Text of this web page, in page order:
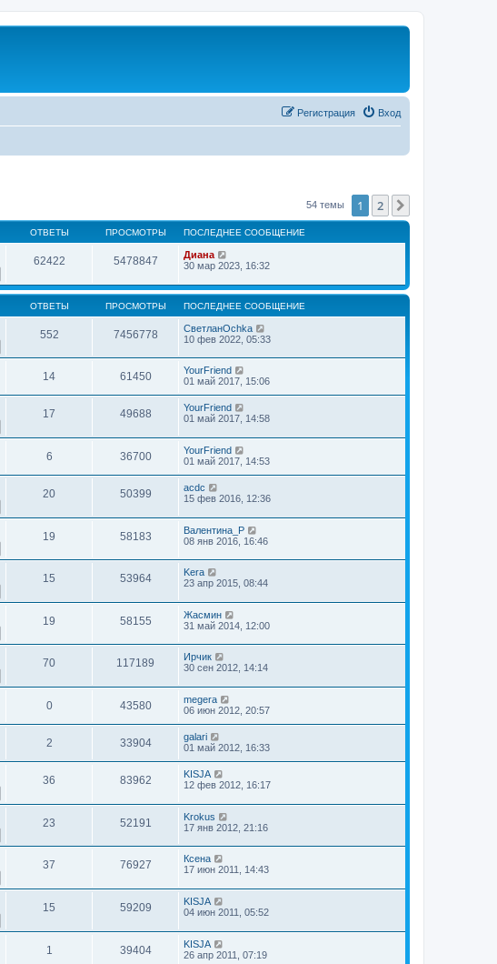
Вход
Регистрация
54 темы 1 2
ОТВЕТЫ ПРОСМОТРЫ ПОСЛЕДНЕЕ СООБЩЕНИЕ
62422 5478847
Диана
30 мар 2023, 16:32
ОТВЕТЫ ПРОСМОТРЫ ПОСЛЕДНЕЕ СООБЩЕНИЕ
552 7456778
СветланOchka
10 фев 2022, 05:33
14 61450
YourFriend
01 май 2017, 15:06
17 49688
YourFriend
01 май 2017, 14:58
6 36700
YourFriend
01 май 2017, 14:53
20 50399
acdc
15 фев 2016, 12:36
19 58183
Валентина_Р
08 янв 2016, 16:46
15 53964
Kera
23 апр 2015, 08:44
19 58155
Жасмин
31 май 2014, 12:00
70 117189
Ирчик
30 сен 2012, 14:14
0 43580
megera
06 июн 2012, 20:57
2 33904
galari
01 май 2012, 16:33
36 83962
KISJA
12 фев 2012, 16:17
23 52191
Krokus
17 янв 2012, 21:16
37 76927
Ксена
17 июн 2011, 14:43
15 59209
KISJA
04 июн 2011, 05:52
1 39404
KISJA
26 апр 2011, 07:19